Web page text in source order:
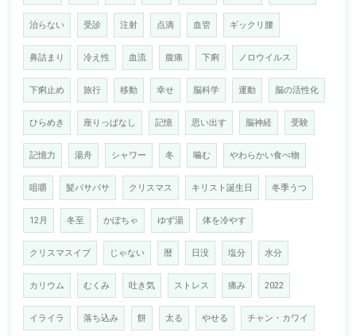
治らない 受診 注射 点滴 血管 ギックリ腰
鼻詰まり 冷え性 血流 腹痛 下痢 ノロウイルス
下痢止め 旅行 移動 幸せ 脳科学 運動 脳の活性化
ひらめき 座りっぱなし 記憶 思い出す 脳神経 受験
記憶力 湯舟 シャワー 冬 噛む やわらかい食べ物
咀嚼 髪パサパサ クリスマス キリスト誕生日 冬季うつ
12月 冬至 かぼちゃ ゆず湯 体を冷やす
クリスマスイブ じゃない 暦 日没 塩分 水分
カリウム むくみ 吐き気 ストレス 痛み 2022
イライラ 落ち込み 餅 太る やせる チャン・カワイ